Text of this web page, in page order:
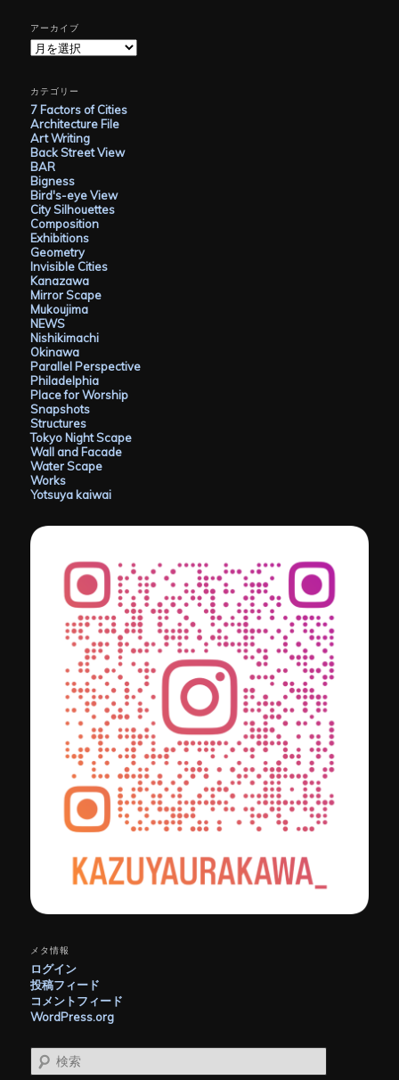
アーカイブ
ア
ー
イ
ブ
カテゴリー
7 Factors of Cities
Architecture File
Art Writing
Back Street View
BAR
Bigness
Bird's-eye View
City Silhouettes
Composition
Exhibitions
Geometry
Invisible Cities
Kanazawa
Mirror Scape
Mukoujima
NEWS
Nishikimachi
Okinawa
Parallel Perspective
Philadelphia
Place for Worship
Snapshots
Structures
Tokyo Night Scape
Wall and Facade
Water Scape
Works
Yotsuya kaiwai
メタ情報
ログイン
投稿フィード
コメントフィード
WordPress.org
検
索